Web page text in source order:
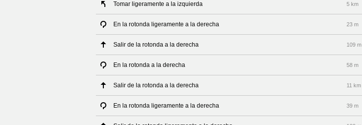
Tomar ligeramente a la izquierda 5 km
En la rotonda ligeramente a la derecha 23 m
Salir de la rotonda a la derecha 109 m
En la rotonda a la derecha 58 m
Salir de la rotonda a la derecha 11 km
En la rotonda ligeramente a la derecha 39 m